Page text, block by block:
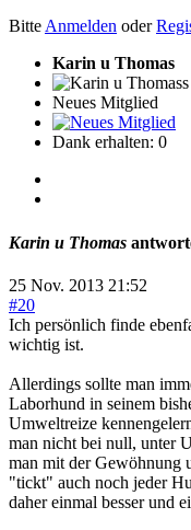
BitteAnmelden oder
Karin u Thomas
Neues Mitglied
Dank erhalten: 0
Karin u Thomas
25 Nov. 2013 21:52
#20
Ich persönlich finde
wichtig ist.
Allerdings sollte man
Laborhund in seinem
Umweltreize
man nicht bei null, unter
man mit der Gewöhnung
"tickt" auch noch jeder
daher einmal besser und